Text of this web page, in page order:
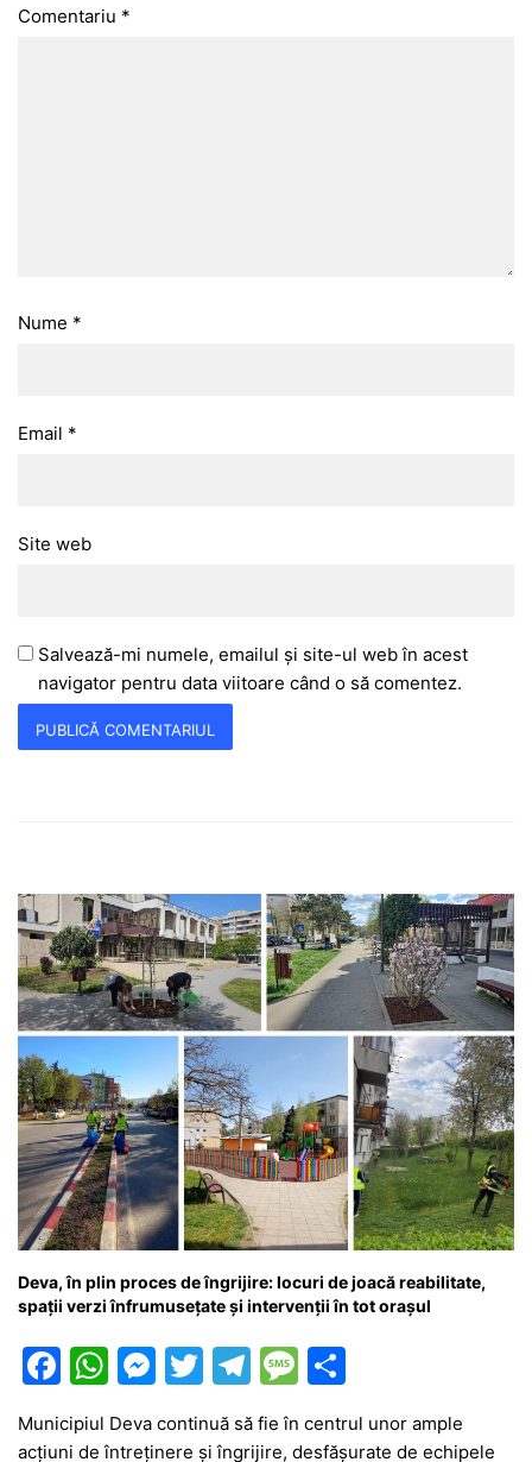
Comentariu *
Nume *
Email *
Site web
Salvează-mi numele, emailul și site-ul web în acest
navigator pentru data viitoare când o să comentez.
Deva, în plin proces de îngrijire: locuri de joacă reabilitate,
spații verzi înfrumusețate și intervenții în tot orașul
F
a
c
W
at
M
s
T
itt
T
el
e
M
s ta
Municipiul Deva continuă să fie în centrul unor ample
acțiuni de întreținere și îngrijire, desfășurate de echipele